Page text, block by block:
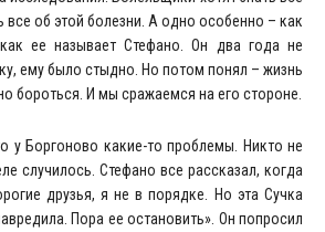
все об этой болезни. А одно особенно – как
ее называет Стефано. Он два года не
ему было стыдно. Но потом понял – жизнь
бороться. И мы сражаемся на его стороне.
у Боргоново какие-то проблемы. Никто не
случилось. Стефано все рассказал, когда
друзья, я не в порядке. Но эта Сучка
Пора ее остановить». Он попросил